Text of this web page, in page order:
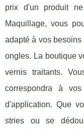
prix d'un produit
Maquillage, vous
adapté à vos
ongles. La boutique
vernis traitants.
correspondra à
d'application. Que
stries ou se